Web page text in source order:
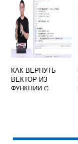
КАК ВЕРНУТЬ
ВЕКТОР ИЗ
ФУНКЦИИ C